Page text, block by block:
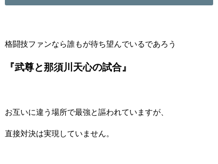
格闘技ファンなら誰もが待ち望んでいるであろう
『武尊と那須川天心の試合』
お互いに違う場所で最強と謳われていますが、
直接対決は実現していません。